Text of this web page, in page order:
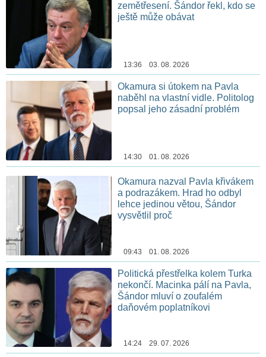
zemětřesení. Šándor řekl, kdo se
ještě může obávat
13:36 03. 08. 2026
Okamura si útokem na Pavla
naběhl na vlastní vidle. Politolog
popsal jeho zásadní problém
14:30 01. 08. 2026
Okamura nazval Pavla křivákem
a podrazákem. Hrad ho odbyl
lehce jedinou větou, Šándor
vysvětlil proč
09:43 01. 08. 2026
Politická přestřelka kolem Turka
nekončí. Macinka pálí na Pavla,
Šándor mluví o zoufalém
daňovém poplatníkovi
14:24 29. 07. 2026